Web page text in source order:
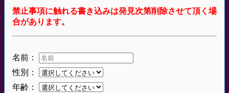
禁止事項に触れる書き込みは発見次第削除させて頂く場
合があります。
名前：
性別：
年齢：